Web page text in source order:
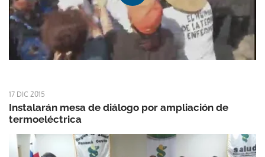
17 DIC 2015
Instalarán mesa de diálogo por ampliación de
termoeléctrica